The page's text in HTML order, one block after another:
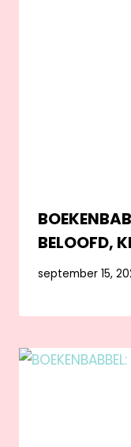
BELOOFD,
september 15,